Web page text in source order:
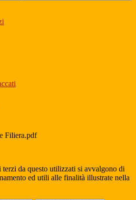
Filiera.pdf
da questo utilizzati si avvalgono di
ed utili alle finalità illustrate nella